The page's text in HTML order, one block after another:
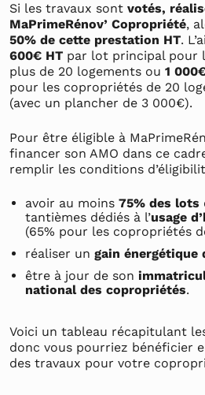
Si les travaux sont votés,
MaPrimeRénov’ Copropriété,
50% de cette prestation HT.
600€ HT par lot principal pour
plus de 20 logements ou 1
pour les copropriétés de 20
(avec un plancher de 3 000€).
Pour être éligible à
financer son AMO dans ce
remplir les conditions
avoir au moins 75% des lots
tantièmes dédiés à l’usage
(65% pour les copropriétés
réaliser un gain énergétique
être à jour de son
national des copropriétés.
Voici un tableau récapitulant
donc vous pourriez bénéficier
des travaux pour votre